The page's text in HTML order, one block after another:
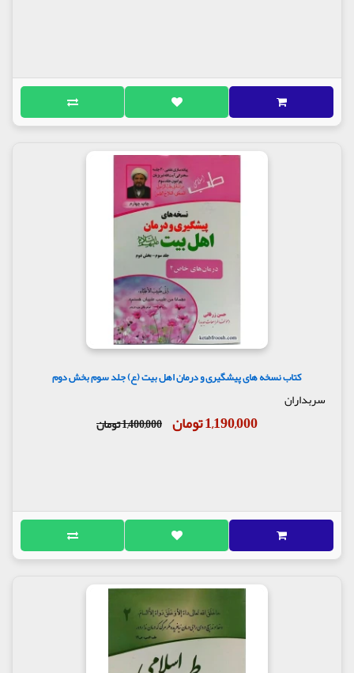
کتاب نسخه های پیشگیری و درمان اهل بیت (ع) جلد سوم بخش دوم
سربداران
1,190,000 تومان 1,400,000 تومان